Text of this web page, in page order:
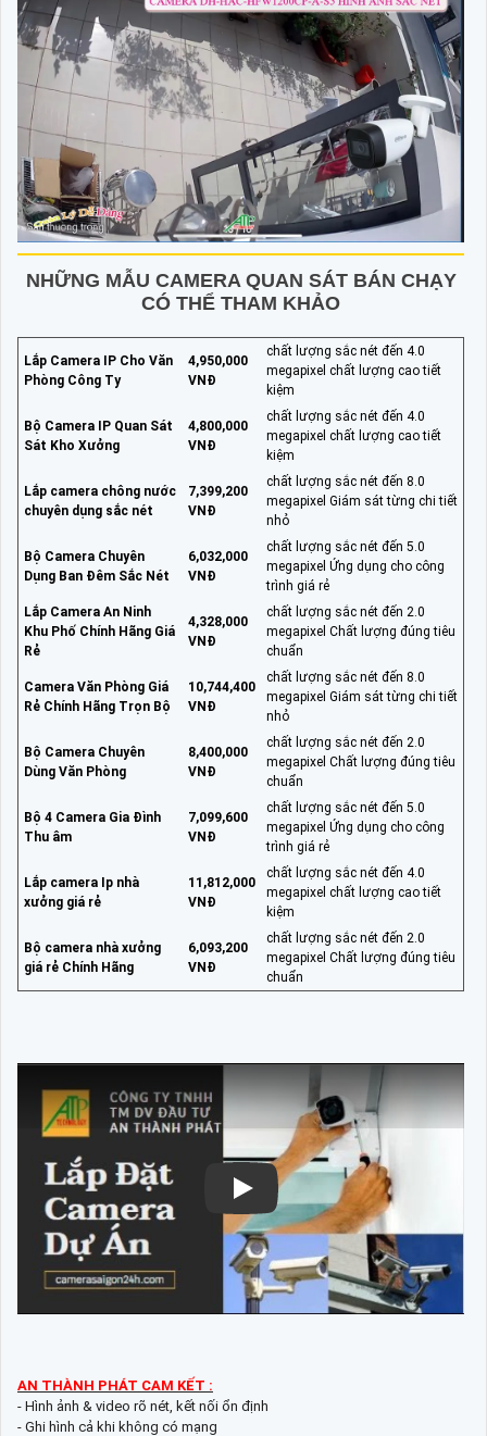
NHỮNG MẪU CAMERA QUAN SÁT BÁN CHẠY
CÓ THỂ THAM KHẢO
Lắp Camera IP Cho Văn
Phòng Công Ty
4,950,000
VNĐ
chất lượng sắc nét đến 4.0
megapixel chất lượng cao tiết
kiệm
Bộ Camera IP Quan Sát
Sát Kho Xưởng
4,800,000
VNĐ
chất lượng sắc nét đến 4.0
megapixel chất lượng cao tiết
kiệm
Lắp camera chông nước
chuyên dụng sắc nét
7,399,200
VNĐ
chất lượng sắc nét đến 8.0
megapixel Giám sát từng chi tiết
nhỏ
Bộ Camera Chuyên
Dụng Ban Đêm Sắc Nét
6,032,000
VNĐ
chất lượng sắc nét đến 5.0
megapixel Ứng dụng cho công
trình giá rẻ
Lắp Camera An Ninh
Khu Phố Chính Hãng Giá
Rẻ
4,328,000
VNĐ
chất lượng sắc nét đến 2.0
megapixel Chất lượng đúng tiêu
chuẩn
Camera Văn Phòng Giá
Rẻ Chính Hãng Trọn Bộ
10,744,400
VNĐ
chất lượng sắc nét đến 8.0
megapixel Giám sát từng chi tiết
nhỏ
Bộ Camera Chuyên
Dùng Văn Phòng
8,400,000
VNĐ
chất lượng sắc nét đến 2.0
megapixel Chất lượng đúng tiêu
chuẩn
Bộ 4 Camera Gia Đình
Thu âm
7,099,600
VNĐ
chất lượng sắc nét đến 5.0
megapixel Ứng dụng cho công
trình giá rẻ
Lắp camera Ip nhà
xưởng giá rẻ
11,812,000
VNĐ
chất lượng sắc nét đến 4.0
megapixel chất lượng cao tiết
kiệm
Bộ camera nhà xưởng
giá rẻ Chính Hãng
6,093,200
VNĐ
chất lượng sắc nét đến 2.0
megapixel Chất lượng đúng tiêu
chuẩn
AN THÀNH PHÁT CAM KẾT :
- Hình ảnh & video rõ nét, kết nối ổn định
- Ghi hình cả khi không có mạng